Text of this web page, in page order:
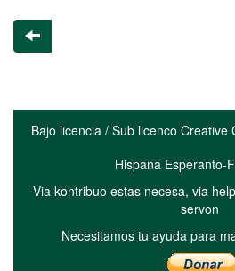
Bajo licencia / Sub licenco Creative
Hispana Esperanto-
Via kontribuo estas necesa, via
servon
Necesitamos tu ayuda para